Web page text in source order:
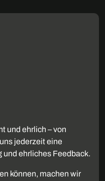
und ehrlich – von
jederzeit eine
ehrliches Feedback.
können, machen wir